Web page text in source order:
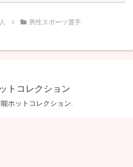
男性スポーツ選手
トコレクション
ホットコレクション.